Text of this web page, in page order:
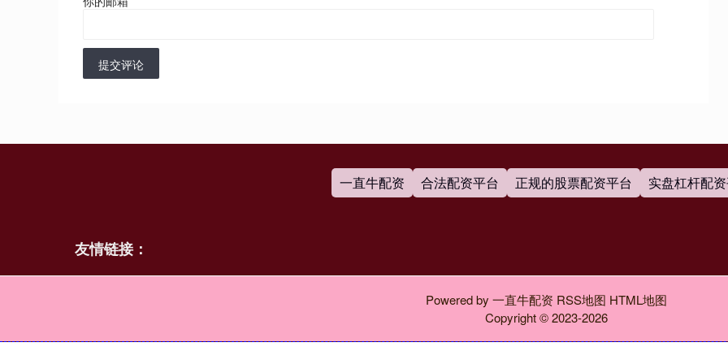
提交评论
一直牛配资 合法配资平台 正规的股票配资平台 实盘杠杆配
友情链接：
Powered by 一直牛配资 RSS地图 HTML地图
Copyright© 2023-2026